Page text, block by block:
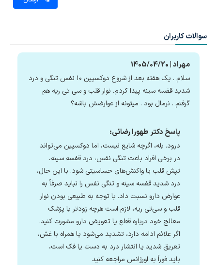
سوالات کاربران
مهراد | 1405/04/20
سلام . یک هفته بعد از شروع دوکسپین ۱۰ نفس تنگی و درد
شدید قفسه سینه پیدا کردم. نوار قلب و سی تی ریه هم
گرفتم . نرمال بود . میتونه از عوارضش باشه؟
پاسخ دکتر طهورا رضائی:
درود. بله، اگرچه شایع نیست، اما دوکسپین می‌تواند
در برخی افراد باعث تنگی نفس، درد قفسه سینه،
تپش قلب یا واکنش‌های حساسیتی شود. با این حال،
درد شدید قفسه سینه و تنگی نفس را نباید صرفاً به
عوارض دارو نسبت داد. با توجه به طبیعی بودن نوار
قلب و سی‌تی ریه، لازم است هرچه زودتر با پزشک
معالج خود درباره قطع یا تعویض دارو مشورت کنید.
اگر علائم ادامه دارد، تشدید می‌شود یا همراه با غش،
تعریق شدید یا انتشار درد به دست یا فک است،
باید فوراً به اورژانس مراجعه کنید